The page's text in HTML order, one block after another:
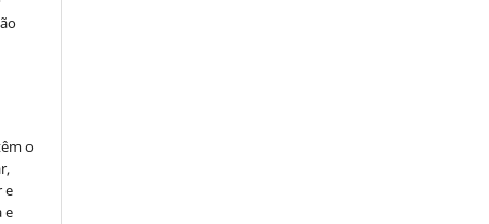
o
e
e